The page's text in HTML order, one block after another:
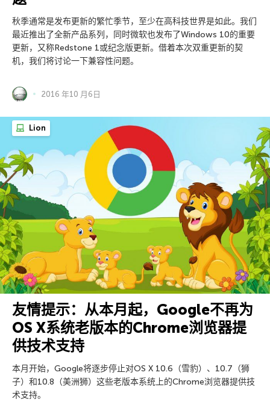
秋季通常是发布更新的繁忙季节，至少在高科技世界是如此。我们
最近推出了全新产品系列，同时微软也发布了Windows 10的重要
更新，又称Redstone 1或纪念版更新。借着本次双重更新的契
机，我们将讨论一下兼容性问题。
2016 年10 月6日
Lion
友情提示：从本月起，Google不再为
OS X系统老版本的Chrome浏览器提
供技术支持
本月开始，Google将逐步停止对OS X 10.6（雪豹）、10.7（狮
子）和10.8（美洲狮）这些老版本系统上的Chrome浏览器提供技
术支持。